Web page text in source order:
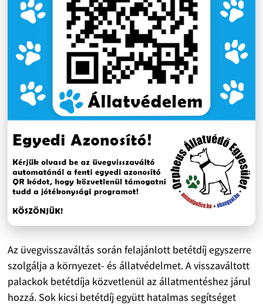
Az üvegvisszaváltás során felajánlott betétdíj egyszerre
szolgálja a környezet- és állatvédelmet. A visszaváltott
palackok betétdíja közvetlenül az állatmentéshez járul
hozzá. Sok kicsi betétdíj együtt hatalmas segítséget